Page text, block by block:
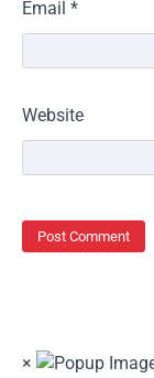
Email *
Website
×